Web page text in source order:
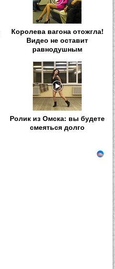
Королева вагона отожгла!
Видео не оставит
равнодушным
Ролик из Омска: вы будете
смеяться долго